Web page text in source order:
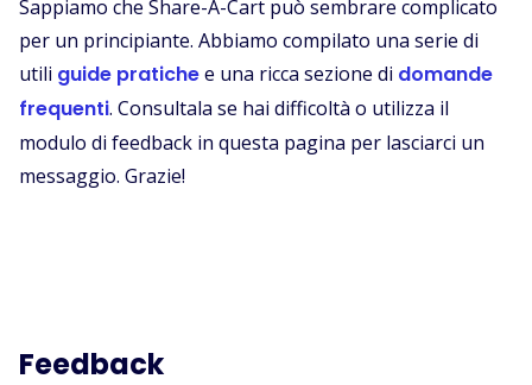
Sappiamo che Share-A-Cart può sembrare complicato
per un principiante. Abbiamo compilato una serie di
utili guide pratichee una ricca sezione di domande
frequenti. Consultala se hai difficoltà o utilizza il
modulo di feedback in questa pagina per lasciarci un
messaggio. Grazie!
Feedback